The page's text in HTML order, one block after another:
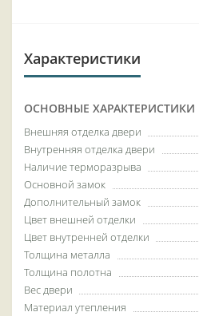
Характеристики
ОСНОВНЫЕ ХАРАКТЕРИСТИКИ
Внешняя отделка двери
Внутренняя отделка двери
Наличие терморазрыва
Основной замок
Дополнительный замок
Цвет внешней отделки
Цвет внутренней отделки
Толщина металла
Толщина полотна
Вес двери
Материал утепления